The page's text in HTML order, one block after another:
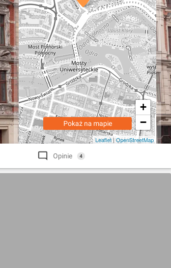
+
−
Leaflet|OpenStreetMap
Pokaż na mapie
Opinie 4